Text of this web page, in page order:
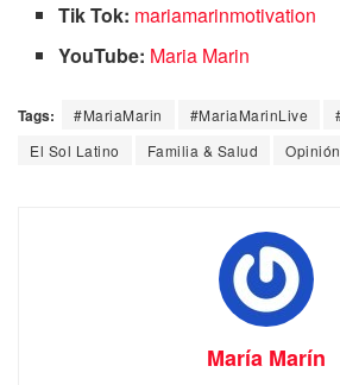
Tik Tok: mariamarinmotivation
YouTube: Maria Marin
Tags: #MariaMarin #MariaMarinLive
El Sol Latino
Familia & Salud Opinión
María Marín